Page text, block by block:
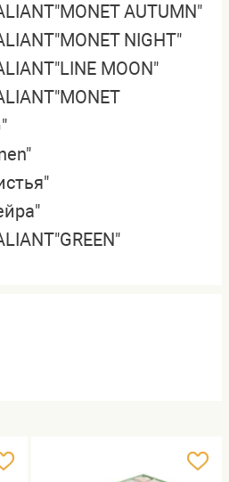
AUTUMN"
NIGHT"
MOON"